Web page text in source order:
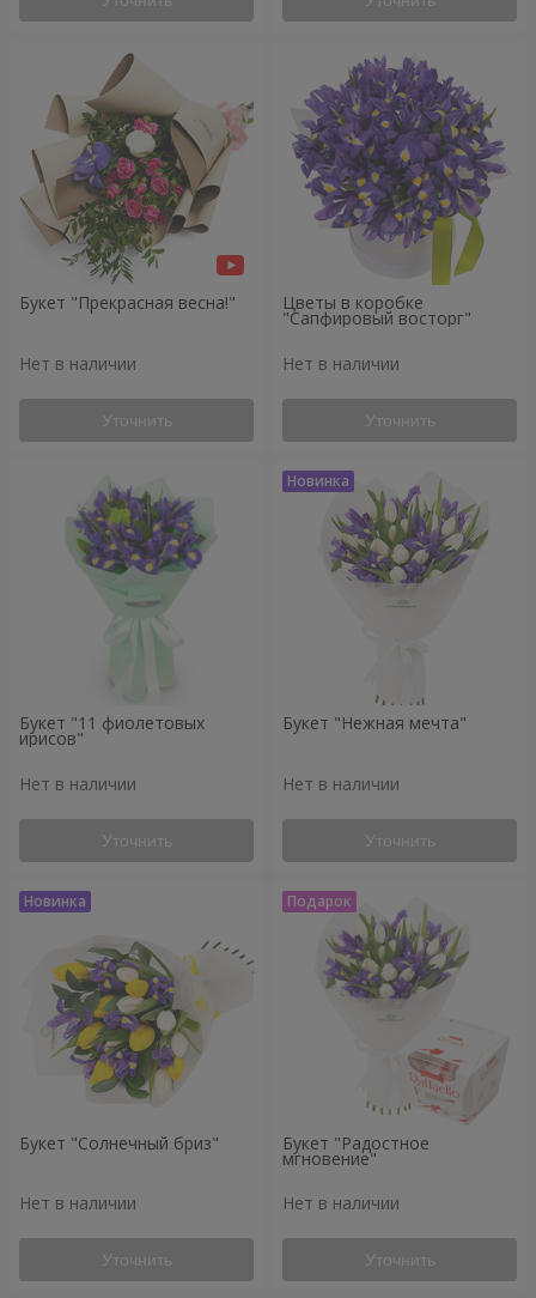
Букет "Прекрасная весна!"
Нет в наличии
Уточнить
Цветы в коробке
"Сапфировый восторг"
Нет в наличии
Уточнить
Букет "11 фиолетовых
ирисов"
Нет в наличии
Уточнить
Букет "Нежная мечта"
Нет в наличии
Уточнить
Букет "Солнечный бриз"
Нет в наличии
Уточнить
Букет "Радостное
мгновение"
Нет в наличии
Уточнить